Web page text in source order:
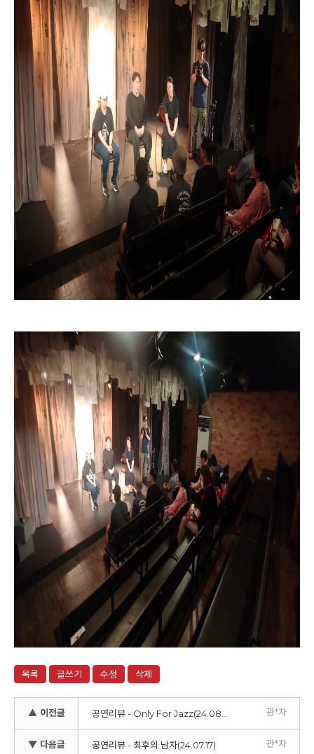
목록 글쓰기 수정 삭제
▲ 이전글 관*자
▼ 다음글 공연리뷰 - 최후의 남자(24.07.17) 관*자